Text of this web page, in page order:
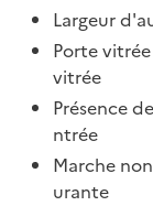
Largeur
Porte
vitrée
Présence
ntrée
Marche
urante